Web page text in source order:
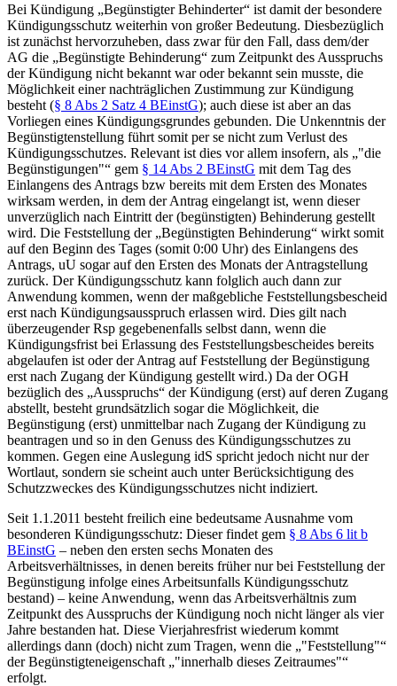
Bei Kündigung „Begünstigter Behinderter“ ist damit der besondere
Kündigungsschutz weiterhin von großer Bedeutung. Diesbezüglich
ist zunächst hervorzuheben, dass zwar für den Fall, dass dem/der
AG die „Begünstigte Behinderung“ zum Zeitpunkt des Ausspruchs
der Kündigung nicht bekannt war oder bekannt sein musste, die
Möglichkeit einer nachträglichen Zustimmung zur Kündigung
besteht (§ 8 Abs 2 Satz 4 BEinstG); auch diese ist aber an das
Vorliegen eines Kündigungsgrundes gebunden. Die Unkenntnis der
Begünstigtenstellung führt somit per se nicht zum Verlust des
Kündigungsschutzes. Relevant ist dies vor allem insofern, als „ die
Begünstigungen “ gem § 14 Abs 2 BEinstG mit dem Tag des
Einlangens des Antrags bzw bereits mit dem Ersten des Monates
wirksam werden, in dem der Antrag eingelangt ist, wenn dieser
unverzüglich nach Eintritt der (begünstigten) Behinderung gestellt
wird. Die Feststellung der „Begünstigten Behinderung“ wirkt somit
auf den Beginn des Tages (somit 0:00 Uhr) des Einlangens des
Antrags, uU sogar auf den Ersten des Monats der Antragstellung
zurück. Der Kündigungsschutz kann folglich auch dann zur
Anwendung kommen, wenn der maßgebliche Feststellungsbescheid
erst nach Kündigungsausspruch erlassen wird. Dies gilt nach
überzeugender Rsp gegebenenfalls selbst dann, wenn die
Kündigungsfrist bei Erlassung des Feststellungsbescheides bereits
abgelaufen ist oder der Antrag auf Feststellung der Begünstigung
erst nach Zugang der Kündigung gestellt wird.) Da der OGH
bezüglich des „Ausspruchs“ der Kündigung (erst) auf deren Zugang
abstellt, besteht grundsätzlich sogar die Möglichkeit, die
Begünstigung (erst) unmittelbar nach Zugang der Kündigung zu
beantragen und so in den Genuss des Kündigungsschutzes zu
kommen. Gegen eine Auslegung idS spricht jedoch nicht nur der
Wortlaut, sondern sie scheint auch unter Berücksichtigung des
Schutzzweckes des Kündigungsschutzes nicht indiziert.
Seit 1.1.2011 besteht freilich eine bedeutsame Ausnahme vom
besonderen Kündigungsschutz: Dieser findet gem § 8 Abs 6 lit b
BEinstG – neben den ersten sechs Monaten des
Arbeitsverhältnisses, in denen bereits früher nur bei Feststellung der
Begünstigung infolge eines Arbeitsunfalls Kündigungsschutz
bestand) – keine Anwendung, wenn das Arbeitsverhältnis zum
Zeitpunkt des Ausspruchs der Kündigung noch nicht länger als vier
Jahre bestanden hat. Diese Vierjahresfrist wiederum kommt
allerdings dann (doch) nicht zum Tragen, wenn die „ Feststellung “
der Begünstigteneigenschaft „ innerhalb dieses Zeitraumes “
erfolgt.